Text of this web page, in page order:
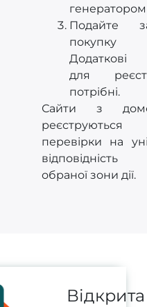
Подайте
покупку
Додаткові
для
потрібні.
Сайти з
перевірки на
обраної зони дії.
Відкрита